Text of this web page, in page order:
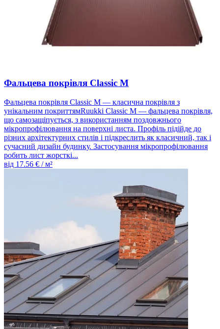
Фальцева покрівля Classic М
Фальцева покрівля Classic М — класична покрівля з
унікальним покриттямRuukki Classic М — фальцева покрівля,
що самозащіпується, з використанням поздовжнього
мікропрофілювання на поверхні листа. Профіль підійде до
різних архітектурних стилів і підкреслить як класичний, так і
сучасний дизайн будинку. Застосування мікропрофілювання
робить лист жорсткі...
від 17.56 € / м²